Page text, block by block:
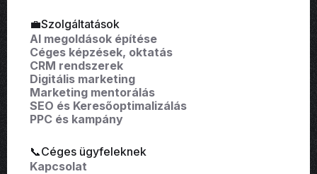
💼Szolgáltatások
AI megoldások építése
Céges képzések, oktatás
CRM rendszerek
Digitális marketing
Marketing mentorálás
SEO és Keresőoptimalizálás
PPC és kampány
📞Céges ügyfeleknek
Kapcsolat